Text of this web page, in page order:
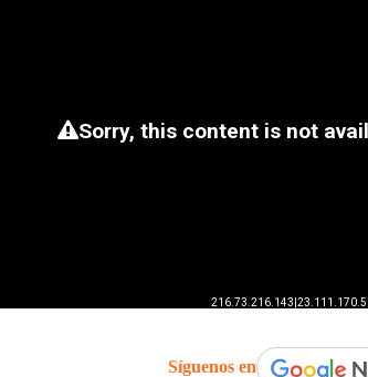
Síguenos en